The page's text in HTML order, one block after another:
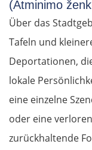
(Atminimo
Über das
Tafeln und
Deportationen,
lokale
eine einzelne
oder eine
zurückhaltende